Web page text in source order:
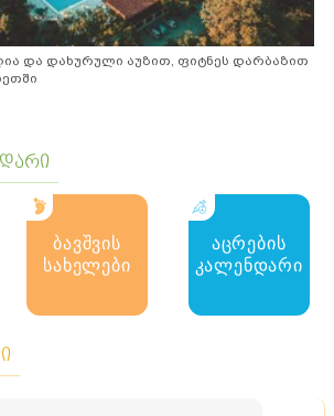
და დახურული აუზით, ფიტნეს დარბაზით
ბავშვის
სახელები
აცრების
კალენდარი